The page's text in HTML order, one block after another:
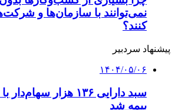
تثبیت وارد فاز اجرا شد
کلیه حقوق متعلق به راهیان اقتصادی می باشد
دکمه بازگشت به بالا